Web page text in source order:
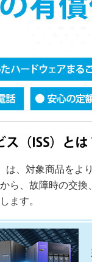
は、対象商品をよ
ら、故障時の交
ます。